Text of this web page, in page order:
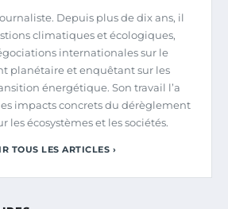
Depuis plus de dix ans, il
climatiques et écologiques,
internationales sur le
planétaire et enquêtant sur les
énergétique. Son travail l’a
impacts concrets du dérèglement
les écosystèmes et les sociétés.
TOUS LES ARTICLES ›